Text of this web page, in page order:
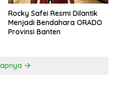
Rocky Safei Resmi Dilantik
Menjadi Bendahara ORADO
Provinsi Banten